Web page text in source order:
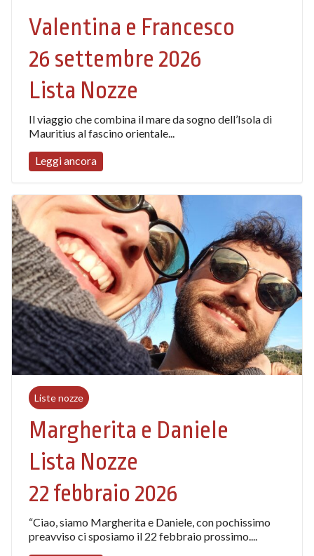
Valentina e Francesco
26 settembre 2026
Lista Nozze
Il viaggio che combina il mare da sogno dell’Isola di
Mauritius al fascino orientale...
Leggi ancora
Liste nozze
Margherita e Daniele
Lista Nozze
22 febbraio 2026
“Ciao, siamo Margherita e Daniele, con pochissimo
preavviso ci sposiamo il 22 febbraio prossimo....